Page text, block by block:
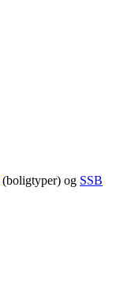
(boligtyper) og SSB